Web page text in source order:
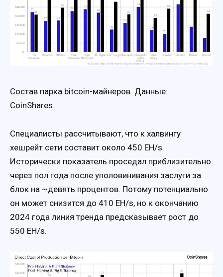
Состав парка bitcoin-майнеров. Данные:
CoinShares.
Специалисты рассчитывают, что к халвингу
хешрейт сети составит около 450 EH/s.
Исторически показатель проседал приблизительно
через пол года после уполовинивания заслуги за
блок на ~девять процентов. Потому потенциально
он может снизится до 410 EH/s, но к окончанию
2024 года линия тренда предсказывает рост до
550 EH/s.